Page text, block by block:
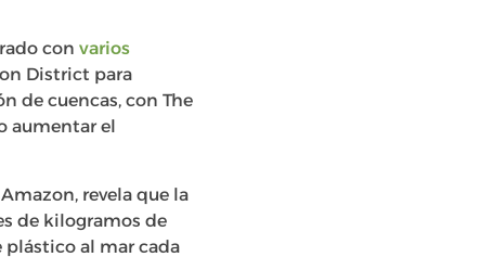
con varios
District para
de cuencas, con The
aumentar el
revela que la
de kilogramos de
plástico al mar cada